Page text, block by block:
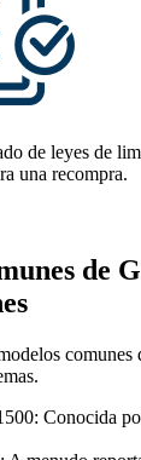
de leyes de
una recompra.
de
comunes
Conocida